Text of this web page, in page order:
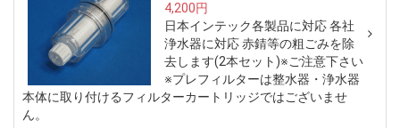
4,200円
日本インテック各製品に対応 各社
浄水器に対応 赤錆等の粗ごみを除
去します(2本セット)※ご注意下さい
※プレフィルターは整水器・浄水器
本体に取り付けるフィルターカートリッジではございませ
ん。